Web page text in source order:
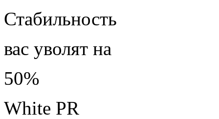
Стабильность
вас уволят на
50%
White PR